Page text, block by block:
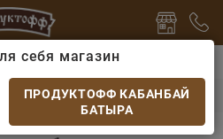
Ветчина Рубиком Говяжья
Говяжья 400гр
себя магазин
ПРОДУКТОФФ КАБАНБАЙ
БАТЫРА